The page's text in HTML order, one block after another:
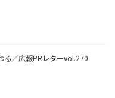
る／広報PRレターvol.270